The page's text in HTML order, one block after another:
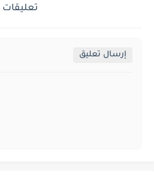
تعليقات
إرسال تعليق